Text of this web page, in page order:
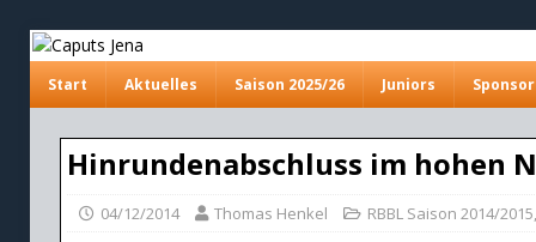
Start Aktuelles Saison 2025/26 Juniors
Hinrundenabschluss im hohen
04/12/2014 Thomas Henkel RBBL Saison 2014/2015